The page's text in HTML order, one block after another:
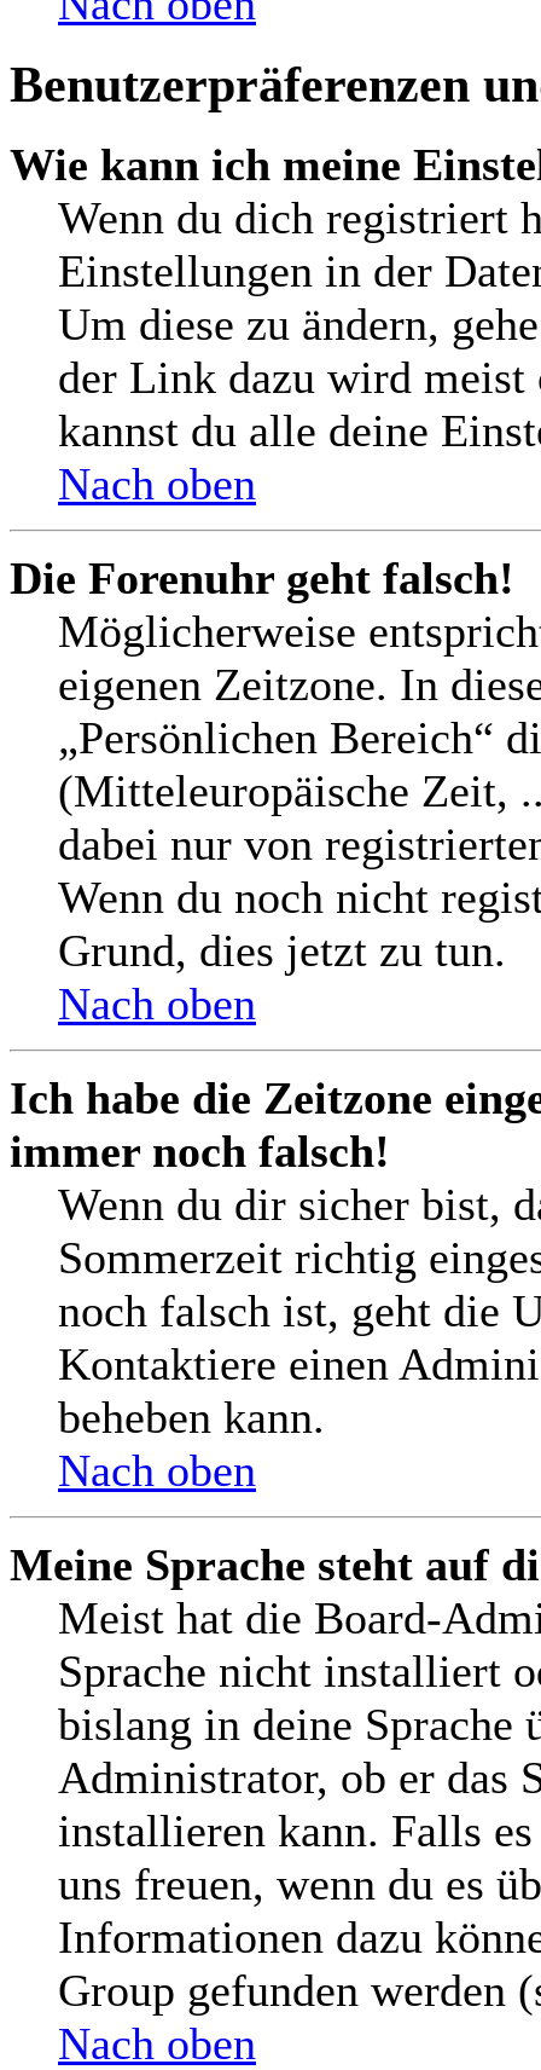
Benutzerpräferenzen
Wie kann ich meine
Wenn du dich registriert
Einstellungen in der
Um diese zu ändern,
der Link dazu wird meist
kannst du alle deine
Nach oben
Die Forenuhr geht falsch!
Möglicherweise
eigenen Zeitzone. In
„Persönlichen Bereich“
(Mitteleuropäische Zeit,
dabei nur von
Wenn du noch nicht
Grund, dies jetzt zu tun.
Nach oben
Ich habe die Zeitzone
immer noch falsch!
Wenn du dir sicher bist,
Sommerzeit richtig
noch falsch ist, geht die
Kontaktiere einen
beheben kann.
Nach oben
Meine Sprache steht auf
Meist hat die Board-
Sprache nicht installiert
bislang in deine Sprache
Administrator, ob er das
installieren kann. Falls
uns freuen, wenn du es
Informationen dazu
Group gefunden werden
Nach oben